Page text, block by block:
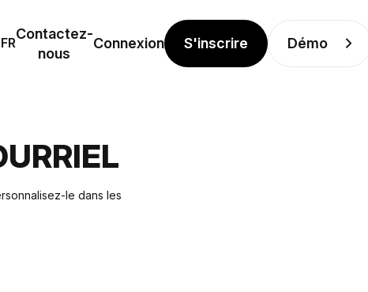
FR
Contactez-
nous
Connexion S'inscrire Démo
le dans les